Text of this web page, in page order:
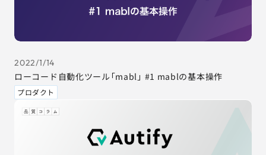
2022/1/14
ローコード自動化ツール「mabl」 #1 mablの基本操作
プロダクト